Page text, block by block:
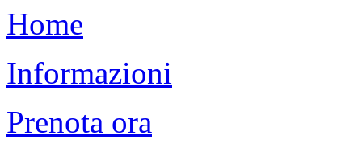
Home
Informazioni
Prenota ora